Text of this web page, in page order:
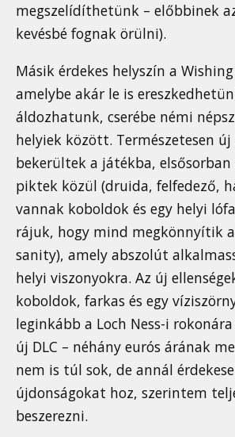
megszelídíthetünk – előbbinek
kevésbé fognak örülni).
Másik érdekes helyszín a
amelybe akár le is
áldozhatunk, cserébe némi
helyiek között. Természetesen
bekerültek a játékba,
piktek közül (druida, felfedező,
vannak koboldok és egy helyi
rájuk, hogy mind megkönnyítik
sanity), amely abszolút
helyi viszonyokra. Az új
koboldok, farkas és egy
leginkább a Loch Ness-i
új DLC – néhány eurós árának
nem is túl sok, de annál
újdonságokat hoz, szerintem
beszerezni.